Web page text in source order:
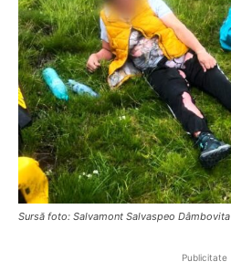
Sursă foto: Salvamont Salvaspeo Dâmbovita
Publicitate